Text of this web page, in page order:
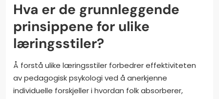
Hva er de grunnleggende
prinsippene for ulike
læringsstiler?
Å forstå ulike læringsstiler forbedrer effektiviteten
av pedagogisk psykologi ved å anerkjenne
individuelle forskjeller i hvordan folk absorberer,